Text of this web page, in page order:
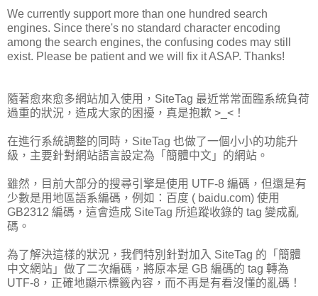
We currently support more than one hundred search
engines. Since there's no standard character encoding
among the search engines, the confusing codes may still
exist. Please be patient and we will fix it ASAP. Thanks!
隨著愈來愈多網站加入使用，SiteTag 最近常常面臨系統負荷
過重的狀況，造成大家的困擾，真是抱歉 >_<！
在進行系統調整的同時，SiteTag 也做了一個小小的功能升
級，主要針對網站語言設定為「簡體中文」的網站。
雖然，目前大部分的搜尋引擎是使用 UTF-8 編碼，但還是有
少數是用地區語系編碼，例如：百度 ( baidu.com) 使用
GB2312 編碼，這會造成 SiteTag 所追蹤收錄的 tag 變成亂
碼。
為了解決這樣的狀況，我們特別針對加入 SiteTag 的「簡體
中文網站」做了二次編碼，將原本是 GB 編碼的 tag 轉為
UTF-8，正確地顯示標籤內容，而不再是有看沒懂的亂碼！